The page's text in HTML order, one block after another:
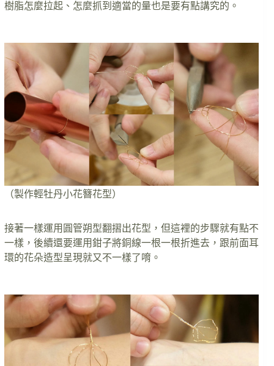
樹脂怎麼拉起、怎麼抓到適當的量也是要有點講究的。
（製作輕牡丹小花簪花型）
接著一樣運用圓管朔型翻摺出花型，但這裡的步驟就有點不
一樣，後續還要運用鉗子將銅線一根一根折進去，跟前面耳
環的花朵造型呈現就又不一樣了唷。